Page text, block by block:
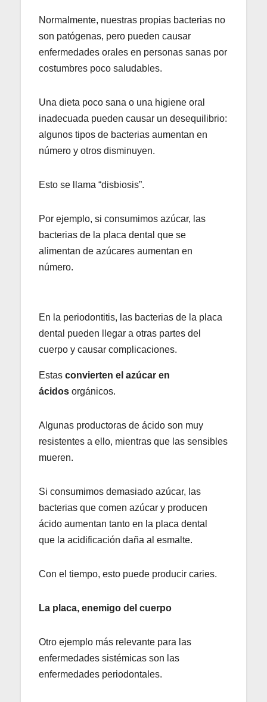
Normalmente, nuestras propias bacterias no
son patógenas, pero pueden causar
enfermedades orales en personas sanas por
costumbres poco saludables.
Una dieta poco sana o una higiene oral
inadecuada pueden causar un desequilibrio:
algunos tipos de bacterias aumentan en
número y otros disminuyen.
Esto se llama “disbiosis”.
Por ejemplo, si consumimos azúcar, las
bacterias de la placa dental que se
alimentan de azúcares aumentan en
número.
En la periodontitis, las bacterias de la placa
dental pueden llegar a otras partes del
cuerpo y causar complicaciones.
Estas convierten el azúcar en
ácidos orgánicos.
Algunas productoras de ácido son muy
resistentes a ello, mientras que las sensibles
mueren.
Si consumimos demasiado azúcar, las
bacterias que comen azúcar y producen
ácido aumentan tanto en la placa dental
que la acidificación daña al esmalte.
Con el tiempo, esto puede producir caries.
La placa, enemigo del cuerpo
Otro ejemplo más relevante para las
enfermedades sistémicas son las
enfermedades periodontales.